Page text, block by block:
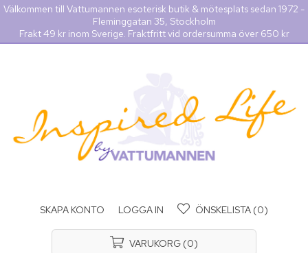
Välkommen till Vattumannen esoterisk butik & mötesplats sedan 1972 -
Fleminggatan 35, Stockholm
Frakt 49 kr inom Sverige. Fraktfritt vid ordersumma över 650 kr
SKAPA KONTO LOGGA IN ÖNSKELISTA (0)
VARUKORG (0)